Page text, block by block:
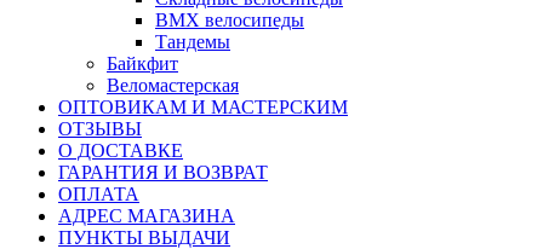
BMX велосипеды
Тандемы
Байкфит
Веломастерская
ОПТОВИКАМ И МАСТЕРСКИМ
ОТЗЫВЫ
О ДОСТАВКЕ
ГАРАНТИЯ И ВОЗВРАТ
ОПЛАТА
АДРЕС МАГАЗИНА
ПУНКТЫ ВЫДАЧИ